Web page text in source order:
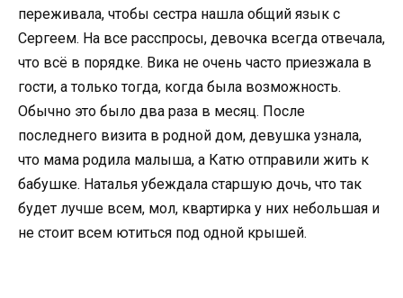
переживала, чтобы сестра нашла общий язык с
Сергеем. На все расспросы, девочка всегда отвечала,
что всё в порядке. Вика не очень часто приезжала в
гости, а только тогда, когда была возможность.
Обычно это было два раза в месяц. После
последнего визита в родной дом, девушка узнала,
что мама родила малыша, а Катю отправили жить к
бабушке. Наталья убеждала старшую дочь, что так
будет лучше всем, мол, квартирка у них небольшая и
не стоит всем ютиться под одной крышей.